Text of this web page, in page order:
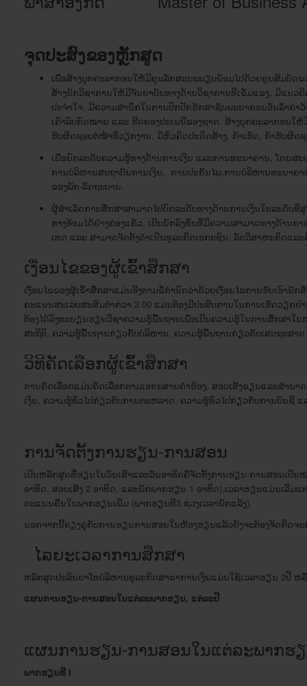
ຈຸດປະສົງຂອງຫຼັກສູດ
ເພື່ອສ້າງບຸກຄະລາກອນໃຫ້ມີຄຸນລັກສະນະພຽບພ້ອມໄປດ້ວຍຄຸນສົມບັດ
ສ້າງ​ນັກວິຊາການໃຫ້​ມີຈັນຍາບັນທາງດ້ານວິຊາການທີ່ເຂັ້ມແຂງ, ມີ​ແນ
ປະຈຳ​ໃຈ, ມີ​ຄວາມ​ສຳນຶກ​ໃນ​ການ​ປົກ​ປັກ​ຮັກ​ສາ​ຊັບພະຍາກອນ​ອັນ​ລ້ຳ​ຄ່າ
ເຄົາລົບກົດໝາຍ ແລະ ຮີດຄອງປະເພນີຂອງຊາດ. ສ້າງບຸກຄະລາກອນ
ຮັບຜິດຊອບຕໍ່ໜ້າທີ່ວຽກງານ, ມີຫົວຄິດປະດິດສ້າງ, ກ້າເຮັດ, ກ້າຮັບຜິດ
ເພື່ອ​ຍົກ​ລະດັບ​ຄວາມ​ຮູ້​ທາງ​ດ້ານ​ການເງິນ ແລະການທະນາຄານ, ໂດຍ​ສ
ການ​ບໍລິຫານ​ສະ​ຖາ​ບັນ​ການ​ເງິນ, ​ ການ​ປະກັນ​ໄພ,ການ​ບໍລິຫານ​ທະນາ
ຂອງ​ພັກ-ລັດຖະບານ.
ຜູ້​ສຳເລັດການສຶກສາ​ສາມາດ​ໄປ​ຍົກ​ລະດັບ​ທາງ​ດ້ານ​ການ​ເງິນ​ໃນ​ລະດັບທີ່​
ທາງອ້ອມໄດ້ຢ່າງຄ່ອງແຄ້ວ, ເປັນນັກລົງທຶນທີ່ມີຄວາມສາມາດທາງດ້ານກ
ເທດ ​ແລະ ສາມາດຈັດຕັ້ງດຳເນີນທຸລະກິດເອກະຊົນ, ລັດວິສາຫະກິດແລ
ເງື່ອນໄຂຂອງຜູ້ເຂົ້າສຶກສາ
ເງື່ອນໄຂຂອງຜູ້ເຂົ້າສຶກສາແມ່ນອີງຕາມຂໍ້ກຳນົດວ່າດ້ວຍເງື່ອນໄຂການຮັບເອົາ
ຄະແນນສະເລ່ຍສະສົມຕ່ຳກ່ວາ 3.00 ແມ່ນຕ້ອງມີປະສົບການໃນການເຮັດວຽກ
ຕ້ອງໄດ້ລົງທະບຽນຮຽນວິຊາຄວາມຮູ້ພືຶ້ນຖານເພື່ອເປັນຄວາມຮູ້ໃນການສຶກສາ
ສະຖິຕິ, ຄວາມຮູ້ພື້ນຖານກ່ຽວກັັບບໍລິຫານ, ຄວາມຮູ້ພື້ນຖານກ່ຽວກັບເສດຖະສາ
ວິທີ​ຄັດ​ເລືອກ​ຜູ້​ເຂົ້າ​ສຶກສາ
ການຄັດເລືອກແມ່ນຄັດເລືອກຕາມເອກະສານຄຳຮ້ອງ, ສອບເສັງຂຽນແລະສຳ
ເງິນ, ຄວາມຮູ້ທົ່ວໄປກ່ຽວກັບການຕະຫລາດ, ຄວາມຮູ້ທົ່ວໄປກ່ຽວກັບການບັນຊີ ແ
ການຈັດ​ຕັ້ງ​ການ​ຮຽນ-ການ​ສອນ
ເປັນ​ຫລັກສູດ​ທີ່ຮຽນ​ໃນວັນເສົາແລະວັນອາທິດຄືຈັດ​ຕັ້ງ​ການ​​ຮຽນ​-ການ​ສອນເປັ
ອາທິດ​, ສອບເສັງ 2 ອາທິດ, ແລະພັກ​ພາກຮຽນ 1 ອາທິດ),​​ເວລາ​ຮຽນ​ແມ່ນ​ເລີ່​ມ​ແ
ຄະ​ແນນ​ຄືນ​ໃນ​ພາກຮຽນ​ເພີ່ມ (ພາກຮຽນ​ທີ3 ຊ່ວງ​ເວລາພັກ​ແລ້ງ).
ນອກຈາກນີ້ຄຽງຄູູ່ກັບການຮຽນການສອນໃນຫ້ອງຮຽນແລ້ວຍັງຈະຕ້ອງຈັດກິດຈ
ໄລຍະເວລາການສຶກສາ
ຫລັກສູດປະລິນຍາໂທບໍລິຫານທຸລະກິດສາຂາການເງິນແມ່ນໃຊ້ເວລາຮຽນ 2ປີ
ແຜນການຮຽນ-ການສອນໃນແຕ່ລະພາກຮຽນ, ແຕ່ລະປີ
ແຜນການຮຽນ-ການສອນໃນແຕ່ລະພາກຮ
ພາກຮຽນ​ທີ I